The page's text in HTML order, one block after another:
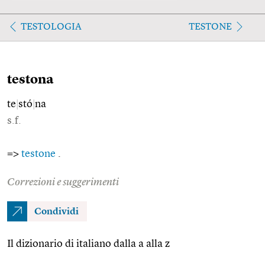
TESTOLOGIA TESTONE
testona
te stó na
s.f.
=> testone
Correzioni e suggerimenti
Condividi
Il dizionario di italiano dalla a alla z